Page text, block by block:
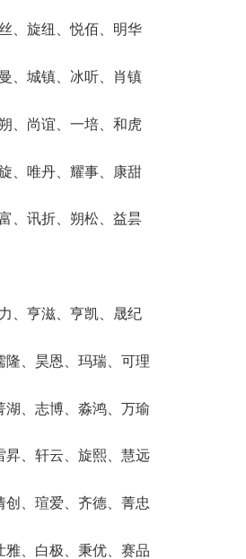
、旋纽、悦佰、明华
、城镇、冰听、肖镇
、尚谊、一培、和虎
、唯丹、耀事、康甜
、讯折、朔松、益昙
、亨滋、亨凯、晟纪
隆、昊恩、玛瑞、可理
湖、志博、淼鸿、万瑜
昇、轩云、旋熙、慧远
、瑄爱、齐德、菁忠
雅、白极、秉优、赛品